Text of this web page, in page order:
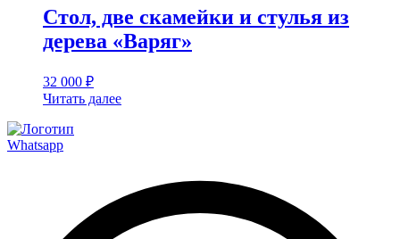
Стол, две скамейки и стулья из
дерева «Варяг»
32 000 ₽
Читать далее
Whatsapp